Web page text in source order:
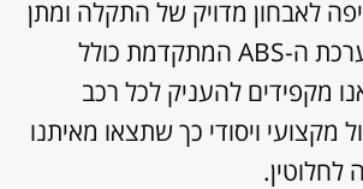
לאבחון מדויק של התקלה ומתן
טיפול מתאים. מערכת ה-ABS המתקדמת כולל
מקפידים להעניק לכל רכב
מקצועי ויסודי כך שתצאו מאיתנו